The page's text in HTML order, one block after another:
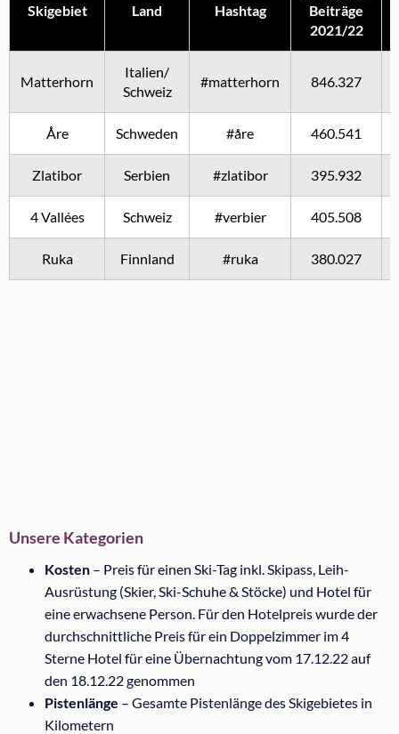
Skigebiet Land Hashtag
Beiträge
2021/22
Matterhorn
Italien/
Schweiz
#matterhorn 846.327
Åre Schweden #åre 460.541
Zlatibor Serbien #zlatibor 395.932
4 Vallées Schweiz #verbier 405.508
Ruka Finnland #ruka 380.027
Unsere Kategorien
Kosten – Preis für einen Ski-Tag inkl. Skipass, Leih-
Ausrüstung (Skier, Ski-Schuhe & Stöcke) und Hotel für
eine erwachsene Person. Für den Hotelpreis wurde der
durchschnittliche Preis für ein Doppelzimmer im 4
Sterne Hotel für eine Übernachtung vom 17.12.22 auf
den 18.12.22 genommen
Pistenlänge – Gesamte Pistenlänge des Skigebietes in
Kilometern